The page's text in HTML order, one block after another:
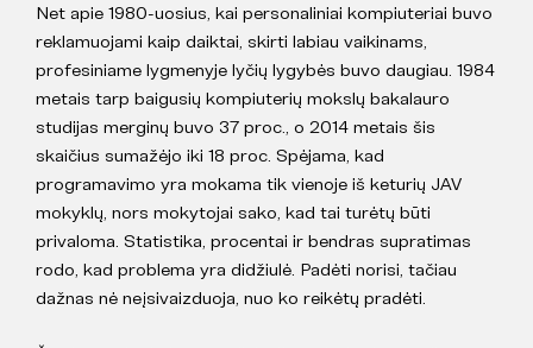
Net apie 1980-uosius, kai personaliniai kompiuteriai buvo
reklamuojami kaip daiktai, skirti labiau vaikinams,
profesiniame lygmenyje lyčių lygybės buvo daugiau. 1984
metais tarp baigusių kompiuterių mokslų bakalauro
studijas merginų buvo 37 proc., o 2014 metais šis
skaičius sumažėjo iki 18 proc. Spėjama, kad
programavimo yra mokama tik vienoje iš keturių JAV
mokyklų, nors mokytojai sako, kad tai turėtų būti
privaloma. Statistika, procentai ir bendras supratimas
rodo, kad problema yra didžiulė. Padėti norisi, tačiau
dažnas nė neįsivaizduoja, nuo ko reikėtų pradėti.